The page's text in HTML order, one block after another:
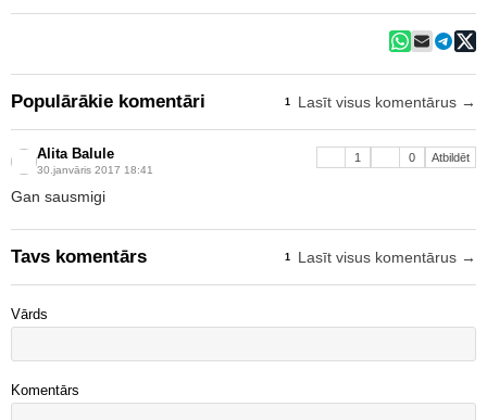
Populārākie komentāri 1 Lasīt visus komentārus →
Alita Balule
30.janvāris 2017 18:41
1 0 Atbildēt
Gan sausmigi
Tavs komentārs 1 Lasīt visus komentārus →
Vārds
Komentārs